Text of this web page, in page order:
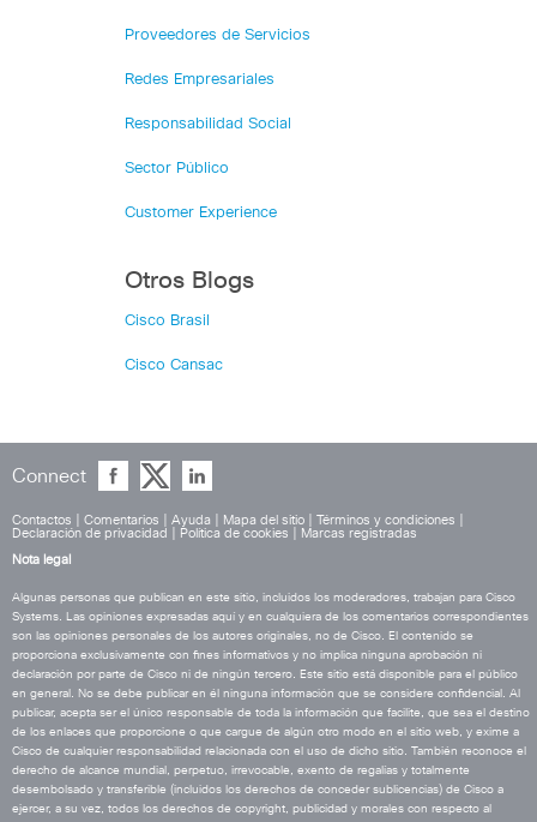
Proveedores de Servicios
Redes Empresariales
Responsabilidad Social
Sector Público
Customer Experience
Otros Blogs
Cisco Brasil
Cisco Cansac
Connect
Contactos Comentarios Ayuda Mapa del sitio Términos y condiciones
Declaración de privacidad
Política de cookies
Marcas registradas
Nota legal
Algunas personas que publican en este sitio, incluidos los moderadores, trabajan para Cisco
Systems. Las opiniones expresadas aquí y en cualquiera de los comentarios correspondientes
son las opiniones personales de los autores originales, no de Cisco. El contenido se
proporciona exclusivamente con fines informativos y no implica ninguna aprobación ni
declaración por parte de Cisco ni de ningún tercero. Este sitio está disponible para el público
en general. No se debe publicar en él ninguna información que se considere confidencial. Al
publicar, acepta ser el único responsable de toda la información que facilite, que sea el destino
de los enlaces que proporcione o que cargue de algún otro modo en el sitio web, y exime a
Cisco de cualquier responsabilidad relacionada con el uso de dicho sitio. También reconoce el
derecho de alcance mundial, perpetuo, irrevocable, exento de regalías y totalmente
desembolsado y transferible (incluidos los derechos de conceder sublicencias) de Cisco a
ejercer, a su vez, todos los derechos de copyright, publicidad y morales con respecto al